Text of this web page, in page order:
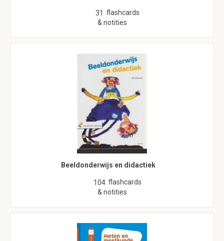
31 flashcards
& notities
Beeldonderwijs en didactiek
104 flashcards
& notities